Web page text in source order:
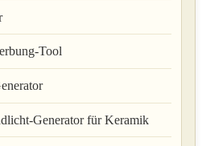
Tool
Generator für Keramik